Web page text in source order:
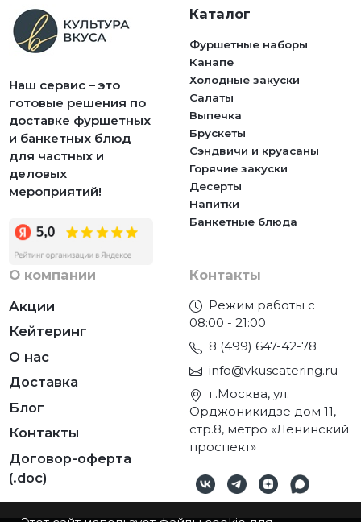
Наш сервис – это
готовые решения по
доставке фуршетных
и банкетных блюд
для частных и
деловых
мероприятий!
Каталог
Фуршетные наборы
Канапе
Холодные закуски
Салаты
Выпечка
Брускеты
Сэндвичи и круасаны
Горячие закуски
Десерты
Напитки
Банкетные блюда
О компании
Акции
Кейтеринг
О нас
Доставка
Блог
Контакты
Договор-оферта
(.doc)
Контакты
Режим работы с
08:00 - 21:00
8 (499) 647-42-78
info@vkuscatering.ru
г.Москва, ул.
Орджоникидзе дом 11,
стр.8, метро «Ленинский
проспект»